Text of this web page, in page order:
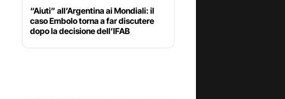
“Aiuti” all’Argentina ai Mondiali: il
caso Embolo torna a far discutere
dopo la decisione dell’IFAB